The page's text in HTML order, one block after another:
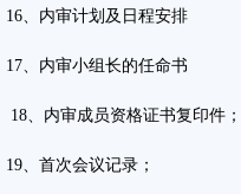
16、内审计划及日程安排
17、内审小组长的任命书
18、内审成员资格证书复印件；
19、首次会议记录；